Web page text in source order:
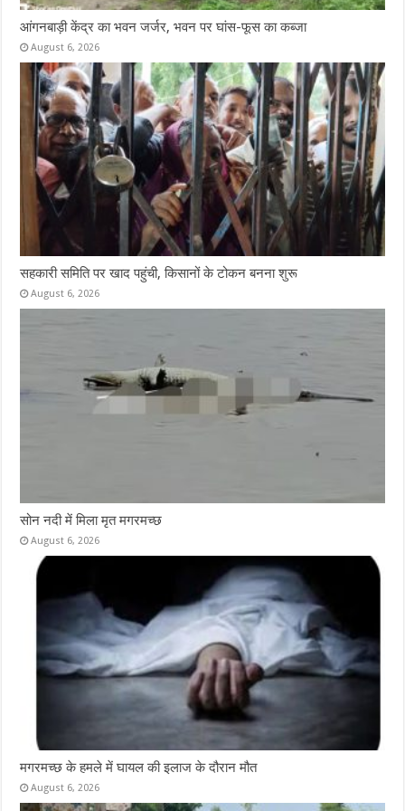
आंगनबाड़ी केंद्र का भवन जर्जर, भवन पर घांस-फूस का कब्जा
August 6, 2026
सहकारी समिति पर खाद पहुंची, किसानों के टोकन बनना शुरू
August 6, 2026
सोन नदी में मिला मृत मगरमच्छ
August 6, 2026
मगरमच्छ के हमले में घायल की इलाज के दौरान मौत
August 6, 2026